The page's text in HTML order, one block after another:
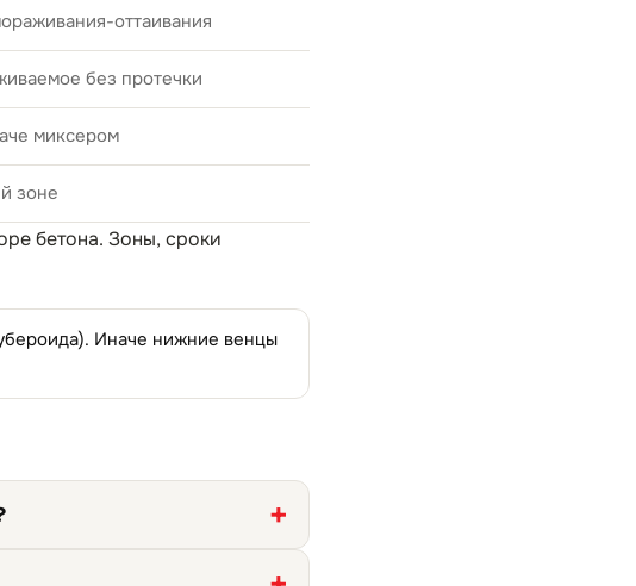
оттаивания
без протечки
миксером
зоне
бетона. Зоны, сроки
Иначе нижние венцы